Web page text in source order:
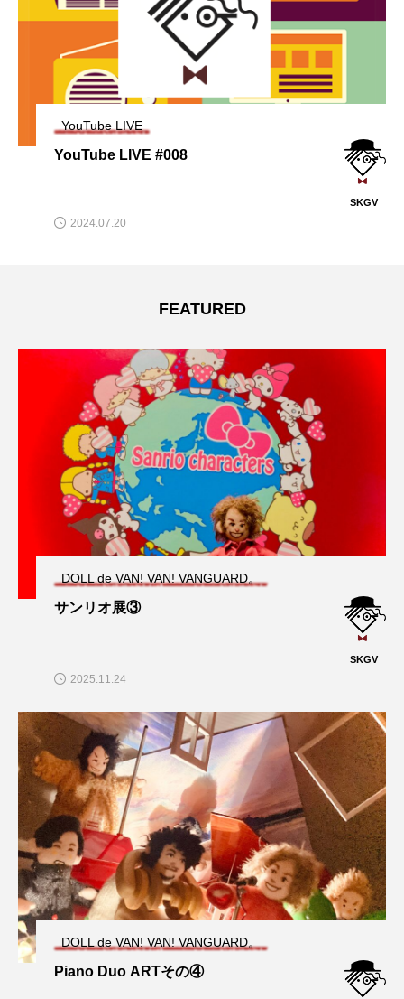
YouTube LIVE
YouTube LIVE #008
SKGV
2024.07.20
FEATURED
DOLL de VAN! VAN! VANGUARD。
サンリオ展③
SKGV
2025.11.24
DOLL de VAN! VAN! VANGUARD。
Piano Duo ARTその④